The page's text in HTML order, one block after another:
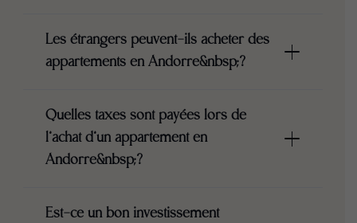
Les étrangers peuvent-ils acheter des
appartements en Andorre&nbsp;?
Quelles taxes sont payées lors de
l’achat d’un appartement en
Andorre&nbsp;?
Est-ce un bon investissement